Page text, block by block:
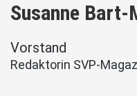
Susanne Bart-
Vorstand
Redaktorin SVP-